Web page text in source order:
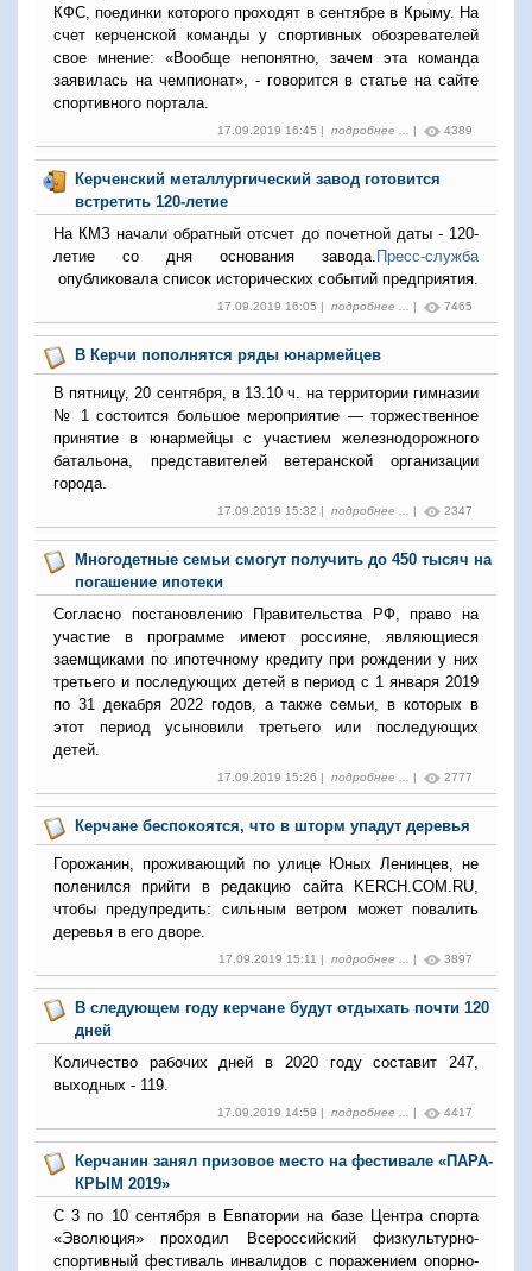
КФС, поединки которого проходят в сентябре в Крыму. На
счет керченской команды у спортивных обозревателей
свое мнение: «Вообще непонятно, зачем эта команда
заявилась на чемпионат», - говорится в статье на сайте
спортивного портала.
17.09.2019 16:45 | подробнее ... | 4389
Керченский металлургический завод готовится
встретить 120-летие
На КМЗ начали обратный отсчет до почетной даты - 120-
летие со дня основания завода. Пресс-служба
опубликовала список исторических событий предприятия.
17.09.2019 16:05 | подробнее ... | 7465
В Керчи пополнятся ряды юнармейцев
В пятницу, 20 сентября, в 13.10 ч. на территории гимназии
№ 1 состоится большое мероприятие — торжественное
принятие в юнармейцы с участием железнодорожного
батальона, представителей ветеранской организации
города.
17.09.2019 15:32 | подробнее ... | 2347
Многодетные семьи смогут получить до 450 тысяч на
погашение ипотеки
Согласно постановлению Правительства РФ, право на
участие в программе имеют россияне, являющиеся
заемщиками по ипотечному кредиту при рождении у них
третьего и последующих детей в период с 1 января 2019
по 31 декабря 2022 годов, а также семьи, в которых в
этот период усыновили третьего или последующих
детей.
17.09.2019 15:26 | подробнее ... | 2777
Керчане беспокоятся, что в шторм упадут деревья
Горожанин, проживающий по улице Юных Ленинцев, не
поленился прийти в редакцию сайта KERCH.COM.RU,
чтобы предупредить: сильным ветром может повалить
деревья в его дворе.
17.09.2019 15:11 | подробнее ... | 3897
В следующем году керчане будут отдыхать почти 120
дней
Количество рабочих дней в 2020 году составит 247,
выходных - 119.
17.09.2019 14:59 | подробнее ... | 4417
Керчанин занял призовое место на фестивале «ПАРА-
КРЫМ 2019»
С 3 по 10 сентября в Евпатории на базе Центра спорта
«Эволюция» проходил Всероссийский физкультурно-
спортивный фестиваль инвалидов с поражением опорно-